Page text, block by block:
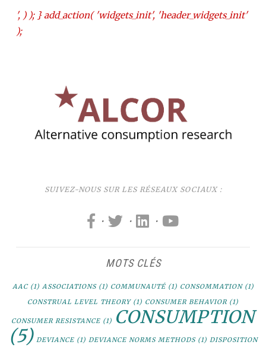
', ) ); } add_action( 'widgets_init', 'header_widgets_init'
);
SUIVEZ-NOUS SUR LES RÉSEAUX SOCIAUX :
· · ·
MOTS CLÉS
AAC(1) ASSOCIATIONS(1) COMMUNAUTÉ(1) CONSOMMATION(1)
CONSTRUAL LEVEL THEORY(1) CONSUMER BEHAVIOR (1)
CONSUMER RESISTANCE (1)
CONSUMPTION
(5) DEVIANCE(1) DEVIANCE NORMS METHODS(1) DISPOSITION